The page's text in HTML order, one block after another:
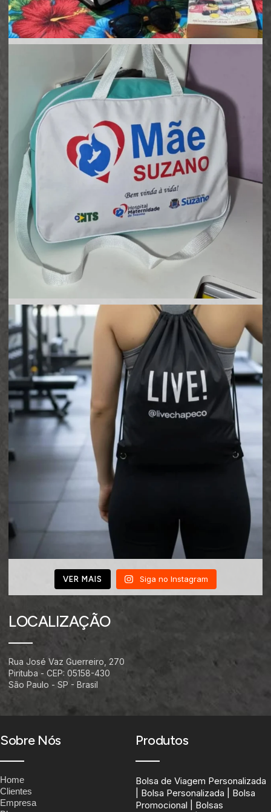
VER MAIS Siga no Instagram
LOCALIZAÇÃO
Rua José Vaz Guerreiro, 270
Pirituba - CEP: 05158-430
São Paulo - SP - Brasil
Sobre Nós
Home
Clientes
Empresa
Produtos
Bolsa de Viagem Personalizada
| Bolsa Personalizada | Bolsa
Promocional | Bolsas